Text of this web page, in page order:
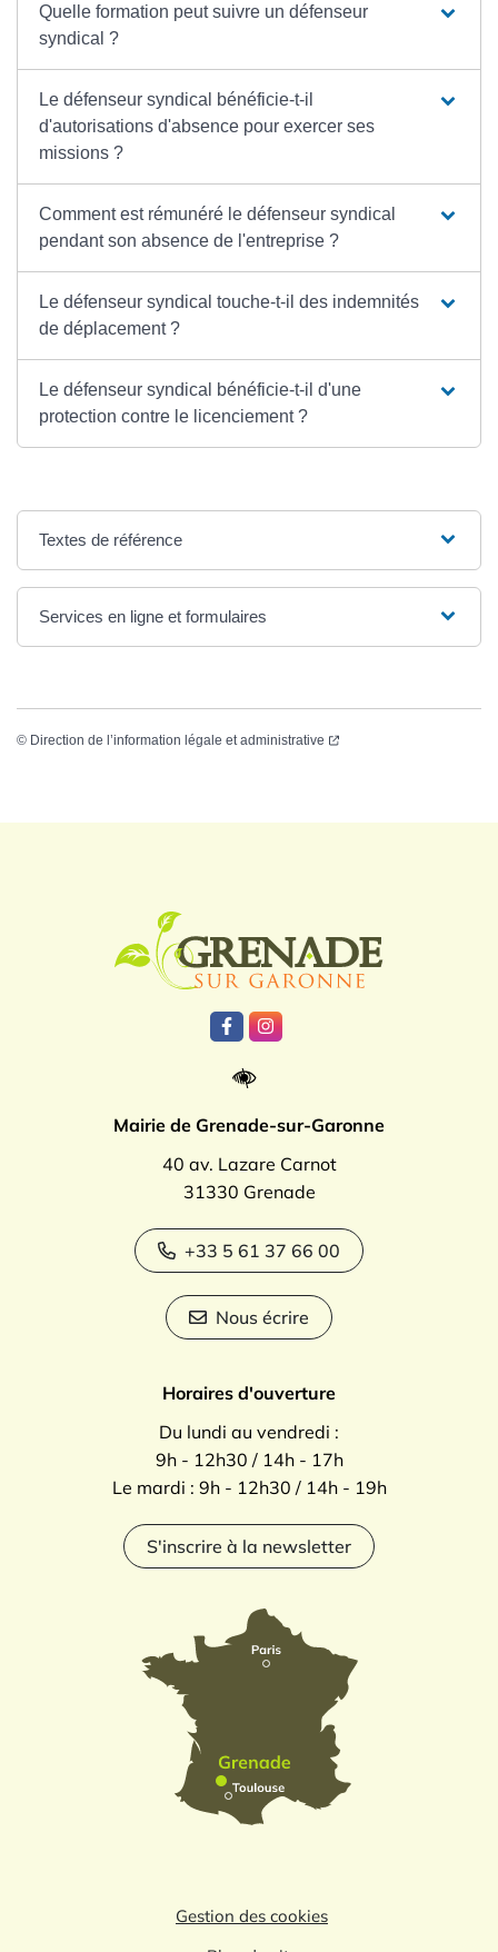
Quelle formation peut suivre un défenseur
syndical ?
Le défenseur syndical bénéficie-t-il
d'autorisations d'absence pour exercer ses
missions ?
Comment est rémunéré le défenseur syndical
pendant son absence de l'entreprise ?
Le défenseur syndical touche-t-il des indemnités
de déplacement ?
Le défenseur syndical bénéficie-t-il d'une
protection contre le licenciement ?
Textes de référence
Services en ligne et formulaires
© Direction de l’information légale et administrative
Lien vers le compte Facebook
Lien vers le compte
Mairie de Grenade-sur-Garonne
40 av. Lazare Carnot
31330 Grenade
+33 5 61 37 66 00
Nous écrire
Horaires d'ouverture
Du lundi au vendredi :
9h - 12h30 / 14h - 17h
Le mardi : 9h - 12h30 / 14h - 19h
S'inscrire à la newsletter
Gestion des cookies